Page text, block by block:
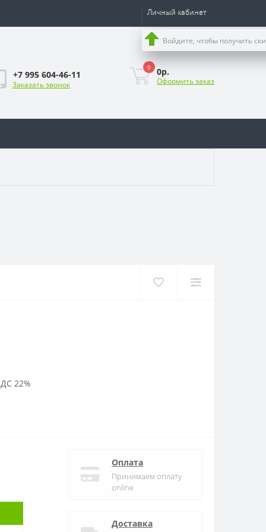
Личный кабинет
Войдите, чтобы получить
+7 995 604-46-11
Заказать звонок
0 0р.
Оформить заказ
22%
Оплата
Принимаем оплату
online
Доставка